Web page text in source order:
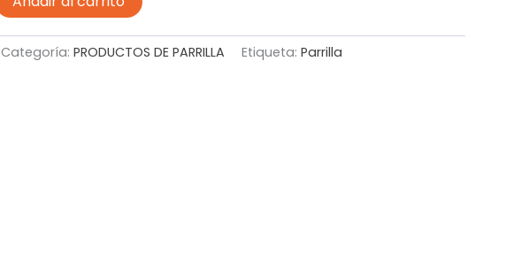
Categoría: PRODUCTOS DE PARRILLA Etiqueta: Parrilla